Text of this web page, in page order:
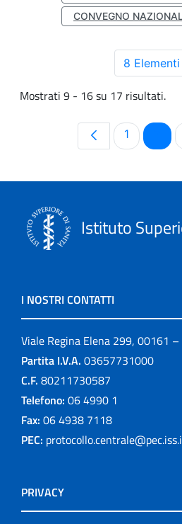
CONVEGNO
8 Elementi
Mostrati 9 - 16 su 17 risultati.
Pagina
1
Istituto
I NOSTRI CONTATTI
Viale Regina Elena 299, 00161 –
Partita I.V.A. 03657731000
C.F. 80211730587
Telefono: 06 4990 1
Fax: 06 4938 7118
PEC:
PRIVACY